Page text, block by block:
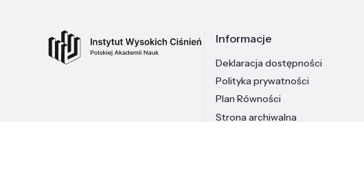
Informacje
Deklaracja dostępności
Polityka prywatności
Plan Równości
Strona archiwalna